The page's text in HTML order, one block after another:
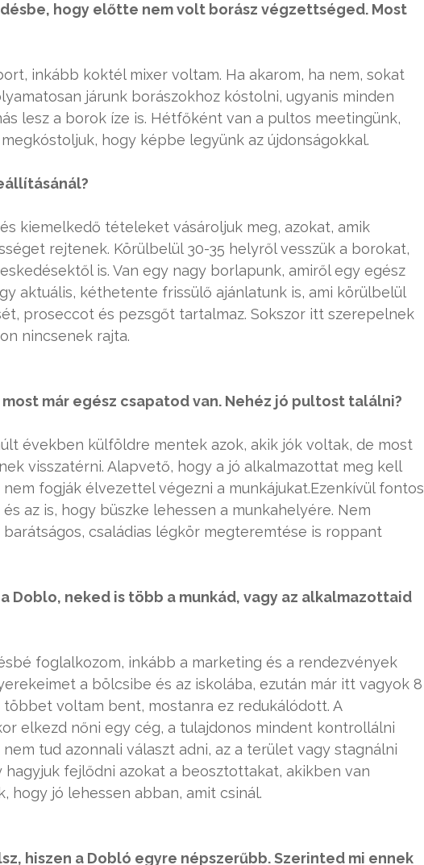
hogy előtte nem volt borász végzettséged. Most
inkább koktél mixer voltam. Ha akarom, ha nem, sokat
járunk borászokhoz kóstolni, ugyanis minden
lesz a borok íze is. Hétfőként van a pultos meetingünk,
hogy képbe legyünk az újdonságokkal.
kiemelkedő tételeket vásároljuk meg, azokat, amik
rejtenek. Körülbelül 30-35 helyről vesszük a borokat,
is. Van egy nagy borlapunk, amiről egy egész
aktuális, kéthetente frissülő ajánlatunk is, ami körülbelül
proseccot és pezsgőt tartalmaz. Sokszor itt szerepelnek
nincsenek rajta.
már egész csapatod van. Nehéz jó pultost találni?
években külföldre mentek azok, akik jók voltak, de most
visszatérni. Alapvető, hogy a jó alkalmazottat meg kell
fogják élvezettel végezni a munkájukat.Ezenkívül fontos
az is, hogy büszke lehessen a munkahelyére. Nem
családias légkör megteremtése is roppant
Doblo, neked is több a munkád, vagy az alkalmazottaid
foglalkozom, inkább a marketing és a rendezvények
a bölcsibe és az iskolába, ezután már itt vagyok 8
voltam bent, mostanra ez redukálódott. A
elkezd nőni egy cég, a tulajdonos mindent kontrollálni
tud azonnali választ adni, az a terület vagy stagnálni
hagyjuk fejlődni azokat a beosztottakat, akikben van
hogy jó lehessen abban, amit csinál.
hiszen a Dobló egyre népszerűbb. Szerinted mi ennek